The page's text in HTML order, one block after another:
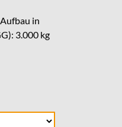
in
3.000 kg